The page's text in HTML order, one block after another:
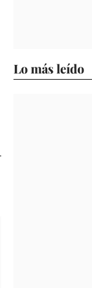
Lo más leído